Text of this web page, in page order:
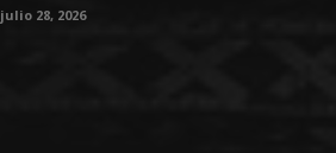
julio 28, 2026